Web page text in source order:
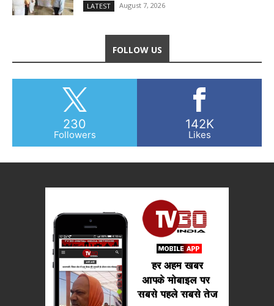
LATEST August 7, 2026
FOLLOW US
230
Followers
142K
Likes